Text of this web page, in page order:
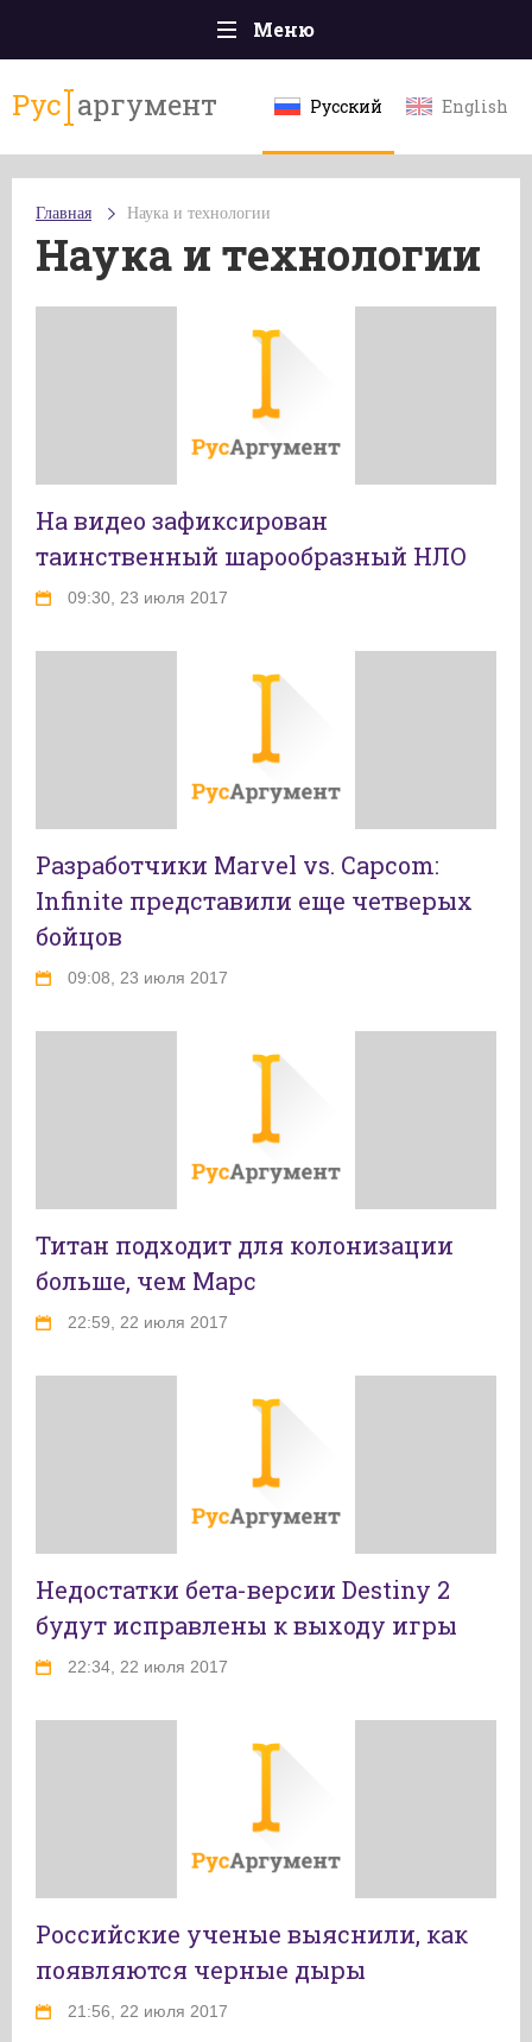
Меню
Политика
Общество
Экономика
Культура
Эксклюзивы
Мнения
Рус аргумент Русский English
Главная Наука и технологии
Наука и технологии
На видео зафиксирован
таинственный шарообразный НЛО
09:30, 23 июля 2017
Разработчики Marvel vs. Capcom:
Infinite представили еще четверых
бойцов
09:08, 23 июля 2017
Титан подходит для колонизации
больше, чем Марс
22:59, 22 июля 2017
Недостатки бета-версии Destiny 2
будут исправлены к выходу игры
22:34, 22 июля 2017
Российские ученые выяснили, как
появляются черные дыры
21:56, 22 июля 2017